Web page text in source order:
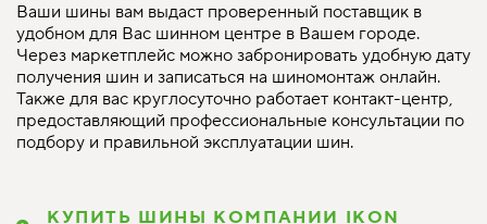
Ваши шины вам выдаст проверенный поставщик в
удобном для Вас шинном центре в Вашем городе.
Через маркетплейс можно забронировать удобную дату
получения шин и записаться на шиномонтаж онлайн.
Также для вас круглосуточно работает контакт-центр,
предоставляющий профессиональные консультации по
подбору и правильной эксплуатации шин.
КУПИТЬ ШИНЫ КОМПАНИИ IKON